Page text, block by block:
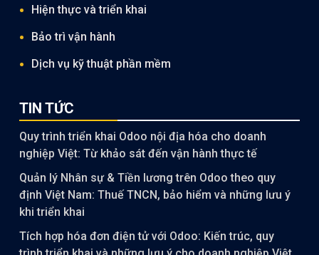
Hiện thực và triển khai
Bảo trì vận hành
Dịch vụ kỹ thuật phần mềm
TIN TỨC
Quy trình triển khai Odoo nội địa hóa cho doanh
nghiệp Việt: Từ khảo sát đến vận hành thực tế
Quản lý Nhân sự & Tiền lương trên Odoo theo quy
định Việt Nam: Thuế TNCN, bảo hiểm và những lưu ý
khi triển khai
Tích hợp hóa đơn điện tử với Odoo: Kiến trúc, quy